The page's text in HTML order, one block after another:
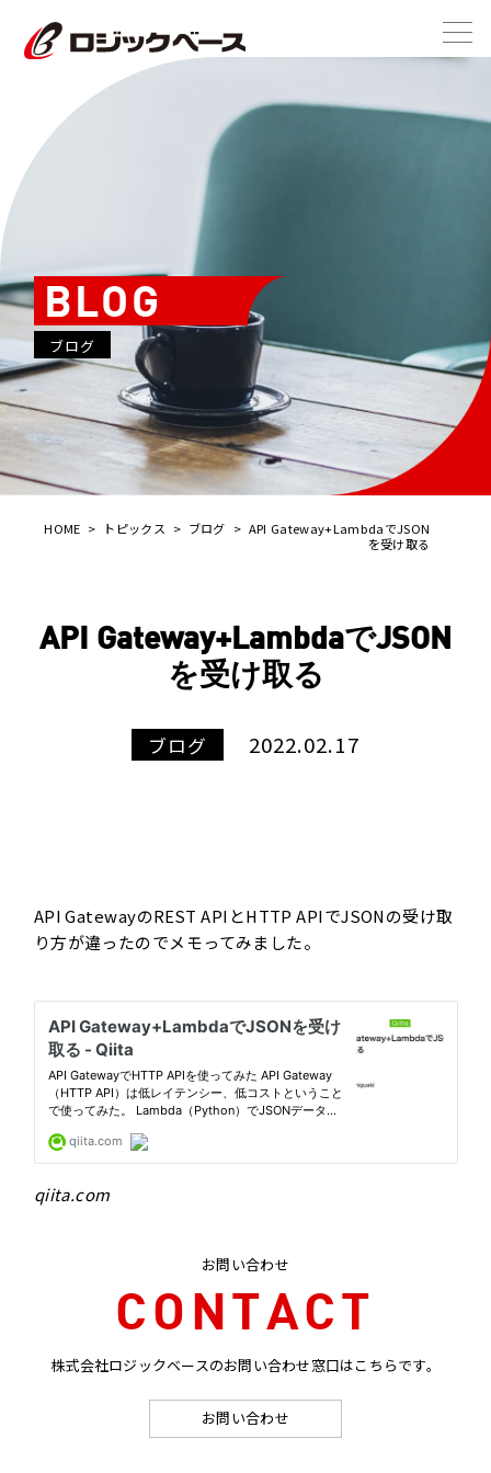
BLOG
ブログ
HOME > トピックス > ブログ > API Gateway+LambdaでJSON
を受け取る
API Gateway+LambdaでJSON
を受け取る
ブログ 2022.02.17
API GatewayのREST API とHTTPAPIでJSONの受け取
り方が違ったのでメモってみました。
qiita.com
お問い合わせ
CONTACT
株式会社ロジックベースのお問い合わせ窓口はこちらです。
お問い合わせ